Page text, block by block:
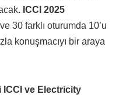
. ICCI 2025
30 farklı oturumda 10’u
konuşmacıyı bir araya
ICCI ve Electricity